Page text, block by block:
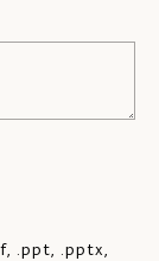
.ppt, .pptx,